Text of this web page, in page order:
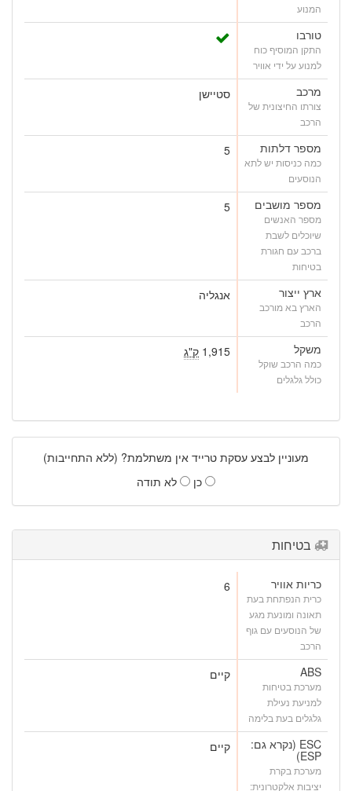
המנוע
טורבו
התקן המוסיף כוח
למנוע על ידי אוויר
מרכב
צורתו החיצונית של
הרכב
סטיישן
מספר דלתות
כמה כניסות יש לתא
הנוסעים
5
מספר מושבים
מספר האנשים
שיוכלים לשבת
ברכב עם חגורת
בטיחות
5
ארץ ייצור
הארץ בא מורכב
הרכב
אנגליה
משקל
כמה הרכב שוקל
כולל גלגלים
1,915 ק"ג
מעוניין לבצע עסקת טרייד אין משתלמת? (ללא התחייבות)
כן
לא תודה
בטיחות
כריות אוויר
כרית הנפתחת בעת
תאונה ומונעת מגע
של הנוסעים עם גוף
הרכב
6
ABS
מערכת בטיחות
למניעת נעילת
גלגלים בעת בלימה
קיים
ESC (נקרא גם:
ESP)
מערכת בקרת
יציבות אלקטרונית:
קיים